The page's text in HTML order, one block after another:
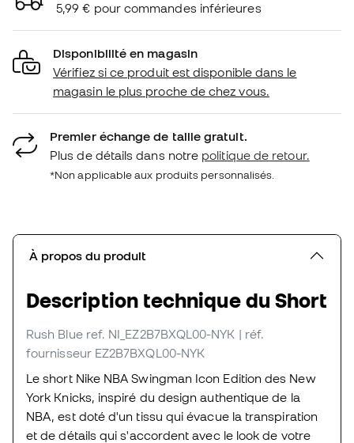
5,99 € pour commandes inférieures
Disponibilité en magasin
Vérifiez si ce produit est disponible dans le
magasin le plus proche de chez vous.
Premier échange de taille gratuit.
Plus de détails dans notre politique de retour.
*Non applicable aux produits personnalisés.
À propos du produit
Description technique du Short
Rush Blue ref. NI_EZ2B7BXQL00-NYK | réf.
fournisseur EZ2B7BXQL00-NYK
Le short Nike NBA Swingman Icon Edition des New
York Knicks, inspiré du design authentique de la
NBA, est doté d'un tissu qui évacue la transpiration
et de détails qui s'accordent avec le look de votre